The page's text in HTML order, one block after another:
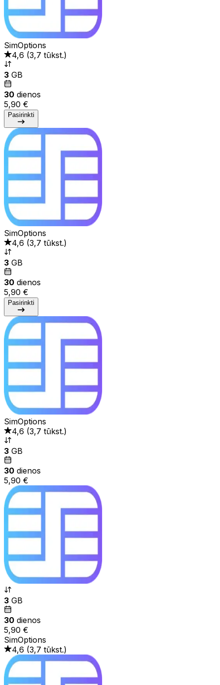
SimOptions
4,6 (3,7 tūkst.)
3 GB
30 dienos
5,90 €
Pasirinkti
SimOptions
4,6 (3,7 tūkst.)
3 GB
30 dienos
5,90 €
Pasirinkti
SimOptions
4,6 (3,7 tūkst.)
3 GB
30 dienos
5,90 €
3 GB
30 dienos
5,90 €
SimOptions
4,6 (3,7 tūkst.)